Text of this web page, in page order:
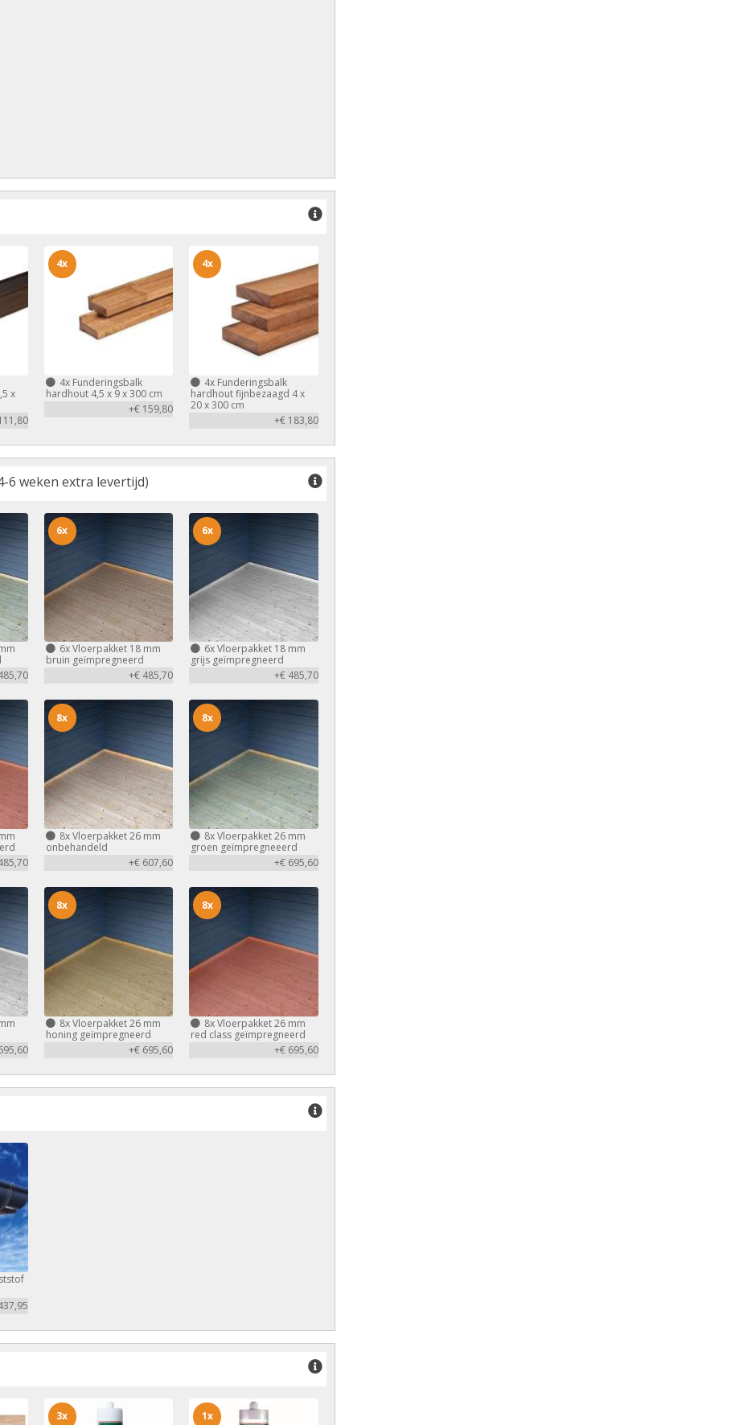
x
4xFunderingsbalk
hardhout 4,5 x 9 x 300 cm
+€ 159,80
4x
4x Funderingsbalk
hardhout fijnbezaagd 4 x
20 x 300 cm
+€ 183,80
4x
6 weken extra levertijd)
6xVloerpakket 18 mm
bruin geïmpregneerd
+€ 485,70
6x
6xVloerpakket 18 mm
grijs geïmpregneerd
+€ 485,70
6x
8xVloerpakket 26 mm
onbehandeld
+€ 607,60
8x
8xVloerpakket 26 mm
groen geïmpregneeerd
+€ 695,60
8x
8xVloerpakket 26 mm
honing geïmpregneerd
+€ 695,60
8x
8xVloerpakket 26 mm
red class geïmpregneerd
+€ 695,60
8x
3x 1x